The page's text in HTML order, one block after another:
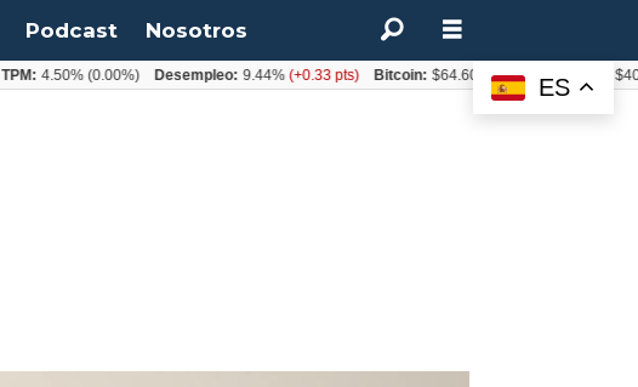
Podcast Nosotros
ES
4.50%(0.00%) Desempleo: 9.44%(+0.33 pts) Bitcoin: $64.600,08(+2.93%)